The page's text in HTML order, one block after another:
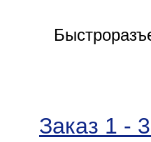
Заказ 1 -